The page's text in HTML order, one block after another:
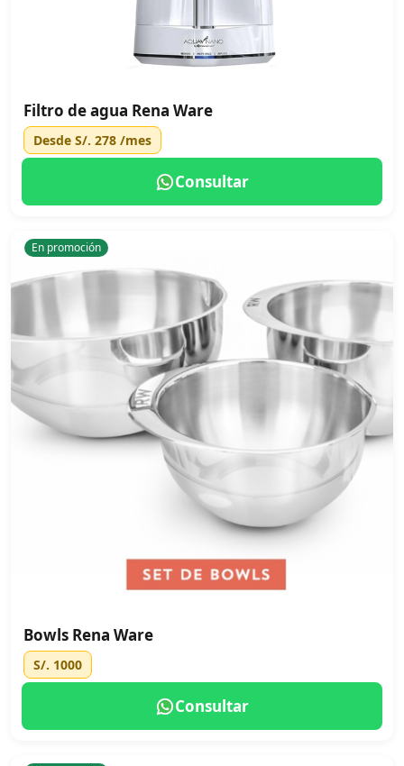
Filtro de agua Rena Ware
Desde S/. 278 /mes
Consultar
En promoción
Bowls Rena Ware
S/. 1000
Consultar